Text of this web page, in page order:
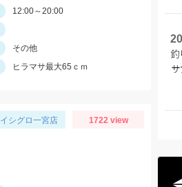
12:00～20:00
その他
ヒラマサ最大65ｃｍ
イシグロ一宮店 1722 view
釣
サ